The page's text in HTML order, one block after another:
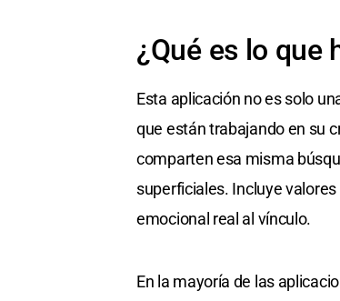
¿Qué es lo que
Esta aplicación no es solo
que están trabajando en su
comparten esa misma
superficiales. Incluye
emocional real al vínculo.
En la mayoría de las